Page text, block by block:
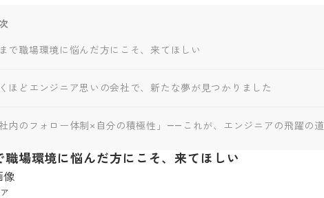
で職場環境に悩んだ方にこそ、来てほしい
ほどエンジニア思いの会社で、新たな夢が見つかりました
社内のフォロー体制×自分の積極性」――これが、エンジニアの飛躍の道
職場環境に悩んだ方にこそ、来てほしい